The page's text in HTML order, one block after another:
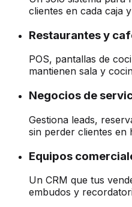
clientes en cada caja
Restaurantes y
POS, pantallas de
mantienen sala y
Negocios de
Gestiona leads,
sin perder clientes en
Equipos
Un CRM que tus
embudos y